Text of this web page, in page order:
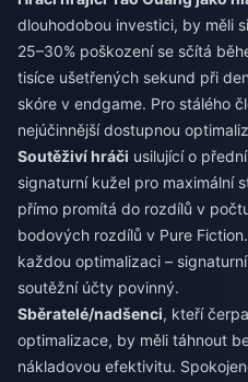
dlouhodobou investici, by měli
25–30% poškození se sčítá
tisíce ušetřených sekund při
skóre v endgame. Pro stálého
nejúčinnější dostupnou
Soutěživí hráči usilující o
signaturní kužel pro maximální
přímo promítá do rozdílů v
bodových rozdílů v Pure
každou optimalizaci –
soutěžní účty povinný.
Sběratelé/nadšenci, kteří
optimalizace, by měli táhnout
nákladovou efektivitu.